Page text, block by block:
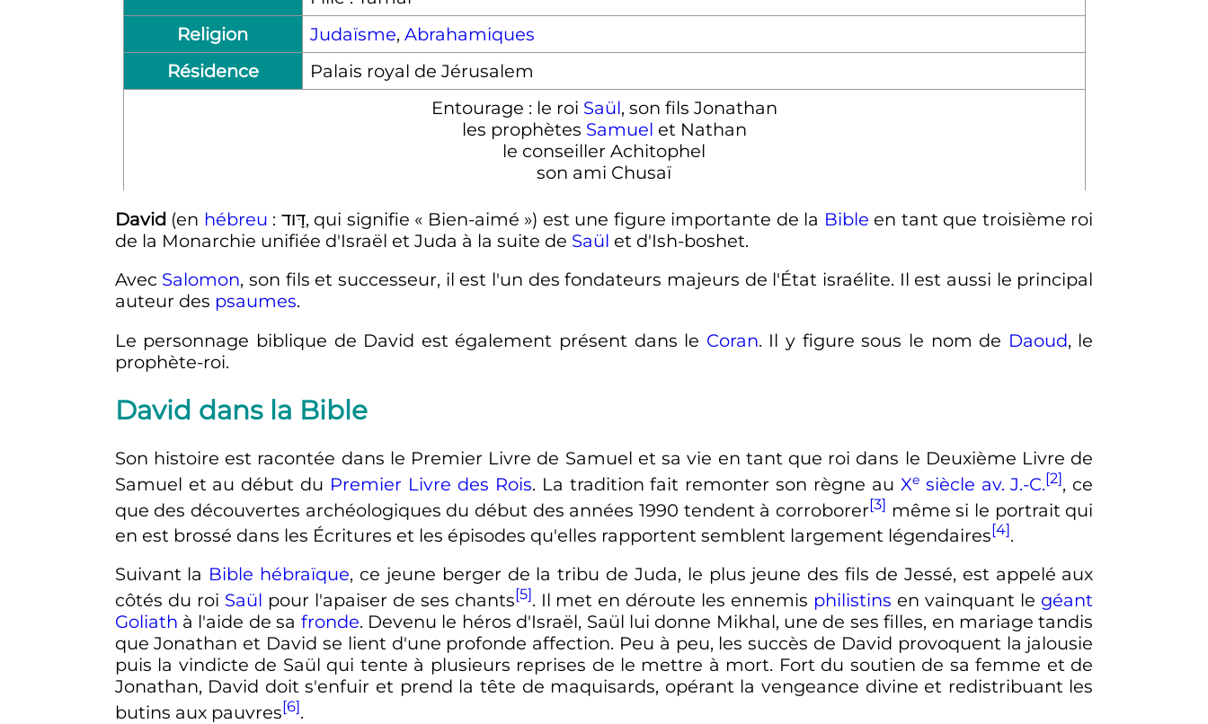
Religion
Judaïsme, Abrahamiques
Résidence
Palais royal de Jérusalem
Entourage : le roi Saül, son fils Jonathan
les prophètes Samuel et Nathan
le conseiller Achitophel
son ami Chusaï
David (en hébreu : דָּוד, qui signifie « Bien-aimé ») est une figure importante de la Bible en tant que troisième roi
de la Monarchie unifiée d'Israël et Juda à la suite de Saül et d'Ish-boshet.
Avec Salomon, son fils et successeur, il est l'un des fondateurs majeurs de l'État israélite. Il est aussi le principal
auteur des psaumes.
Le personnage biblique de David est également présent dans le Coran. Il y figure sous le nom de Daoud, le
prophète-roi.
David dans la Bible
Son histoire est racontée dans le Premier Livre de Samuel et sa vie en tant que roi dans le Deuxième Livre de
Samuel et au début du Premier Livre des Rois. La tradition fait remonter son règne au Xesiècle av. J.-C.[2], ce
que des découvertes archéologiques du début des années 1990 tendent à corroborer[3] même si le portrait qui
en est brossé dans les Écritures et les épisodes qu'elles rapportent semblent largement légendaires[4].
Suivant la Bible hébraïque, ce jeune berger de la tribu de Juda, le plus jeune des fils de Jessé, est appelé aux
côtés du roi Saül pour l'apaiser de ses chants[5]. Il met en déroute les ennemis philistins en vainquant le géant
Goliath à l'aide de sa fronde. Devenu le héros d'Israël, Saül lui donne Mikhal, une de ses filles, en mariage tandis
que Jonathan et David se lient d'une profonde affection. Peu à peu, les succès de David provoquent la jalousie
puis la vindicte de Saül qui tente à plusieurs reprises de le mettre à mort. Fort du soutien de sa femme et de
Jonathan, David doit s'enfuir et prend la tête de maquisards, opérant la vengeance divine et redistribuant les
butins aux pauvres[6].